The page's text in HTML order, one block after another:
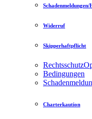
Schadenmeldungen/
Widerruf
Skipperhaftpflicht
Rechtsschutz
Bedingungen
Charterkaution